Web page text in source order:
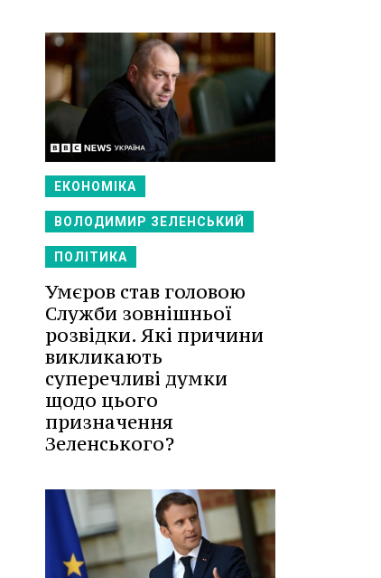
ЕКОНОМІКА
ВОЛОДИМИР ЗЕЛЕНСЬКИЙ
ПОЛІТИКА
Умєров став головою
Служби зовнішньої
розвідки. Які причини
викликають
суперечливі думки
щодо цього
призначення
Зеленського?